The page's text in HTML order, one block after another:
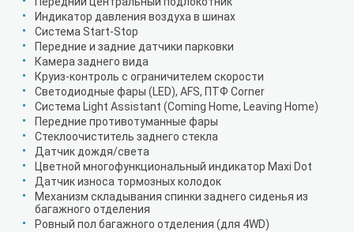
Индикатор давления воздуха в шинах
Система Start-Stop
Передние и задние датчики парковки
Камера заднего вида
Круиз-контроль с ограничителем скорости
Светодиодные фары (LED), AFS, ПТФ Corner
Система Light Assistant (Coming Home, Leaving Home)
Передние противотуманные фары
Стеклоочиститель заднего стекла
Датчик дождя/света
Цветной многофункциональный индикатор Maxi Dot
Датчик износа тормозных колодок
Механизм складывания спинки заднего сиденья из
багажного отделения
Ровный пол багажного отделения (для 4WD)